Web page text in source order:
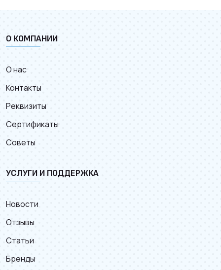
О КОМПАНИИ
О нас
Контакты
Реквизиты
Сертификаты
Советы
УСЛУГИ И ПОДДЕРЖКА
Новости
Отзывы
Статьи
Бренды